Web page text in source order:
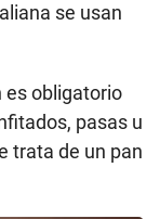
se usan
es obligatorio
pasas u
trata de un pan